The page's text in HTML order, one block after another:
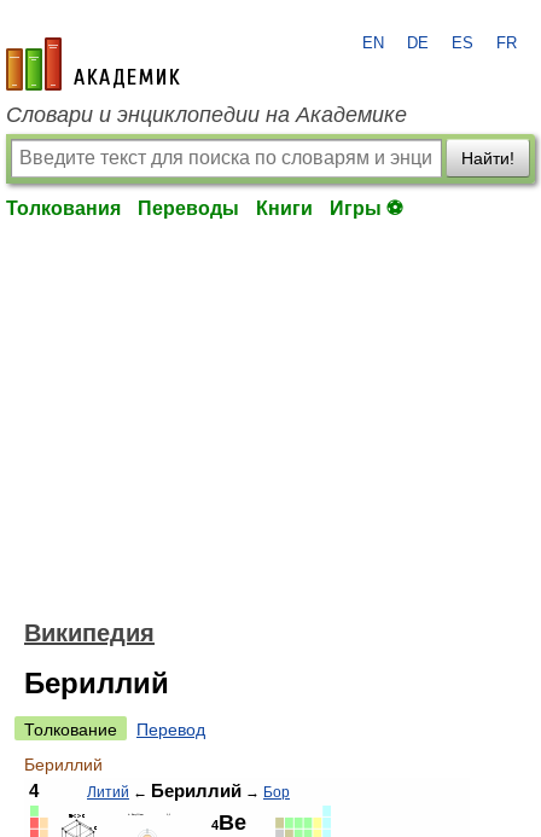
academic.ru
EN DE ES FR
Словари и энциклопедии на Академике
Найти!
Толкования Переводы Книги Игры ⚽
Википедия
Бериллий
Толкование
Перевод
Бериллий
4
Литий ← Бериллий → Бор
4Be